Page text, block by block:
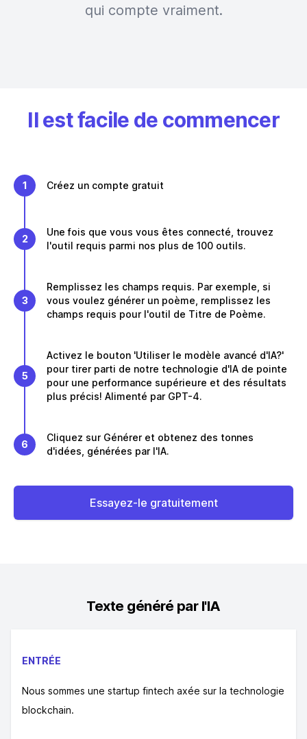
qui compte vraiment.
Il est facile de commencer
1 Créez un compte gratuit
2
Une fois que vous vous êtes connecté, trouvez
l'outil requis parmi nos plus de 100 outils.
3
Remplissez les champs requis. Par exemple, si
vous voulez générer un poème, remplissez les
champs requis pour l'outil de Titre de Poème.
5
Activez le bouton 'Utiliser le modèle avancé d'IA?'
pour tirer parti de notre technologie d'IA de pointe
pour une performance supérieure et des résultats
plus précis! Alimenté par GPT-4.
6
Cliquez sur Générer et obtenez des tonnes
d'idées, générées par l'IA.
Essayez-le gratuitement
Texte généré par l'IA
ENTRÉE
Nous sommes une startup fintech axée sur la technologie
blockchain.